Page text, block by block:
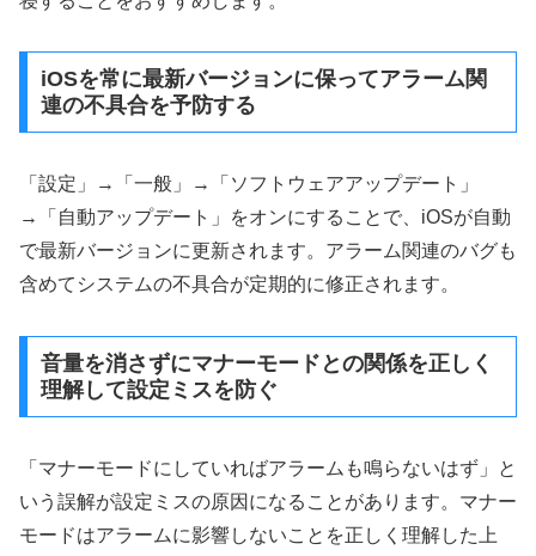
iOSを常に最新バージョンに保ってアラーム関
連の不具合を予防する
「設定」→「一般」→「ソフトウェアアップデート」
→「自動アップデート」をオンにすることで、iOSが自動
で最新バージョンに更新されます。アラーム関連のバグも
含めてシステムの不具合が定期的に修正されます。
音量を消さずにマナーモードとの関係を正しく
理解して設定ミスを防ぐ
「マナーモードにしていればアラームも鳴らないはず」と
いう誤解が設定ミスの原因になることがあります。マナー
モードはアラームに影響しないことを正しく理解した上